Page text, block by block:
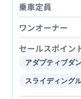
乗車定員
ワンオーナー
セールスポイン
アダプティブダ
スライディング